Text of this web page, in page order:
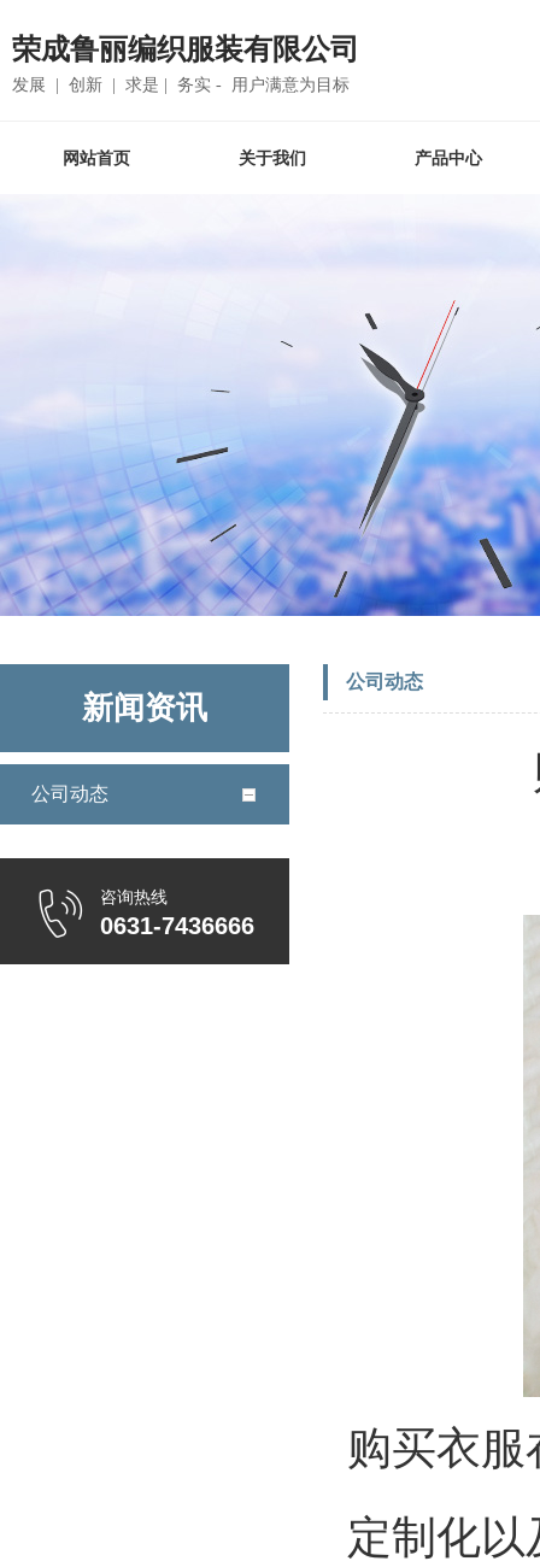
荣成鲁丽编织服装有限公司
发展 | 创新 | 求是 | 务实 - 用户满意为目标
网站首页 关于我们 产品中心
新闻资讯
公司动态
咨询热线
0631-7436666
公司动态
购买衣
定制化